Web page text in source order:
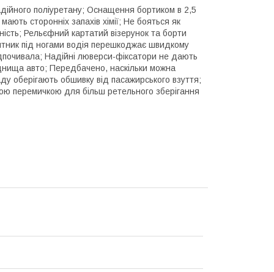
поліуретану; Оснащення бортиком в 2,5
сторонніх запахів хімії; Не бояться як
Рельєфний картатий візерунок та борти
під ногами водія перешкоджає швидкому
Надійні люверси-фіксатори не дають
авто; Передбачено, наскільки можна
оберігають обшивку від пасажирського взуття;
перемичкою для більш ретельного зберігання